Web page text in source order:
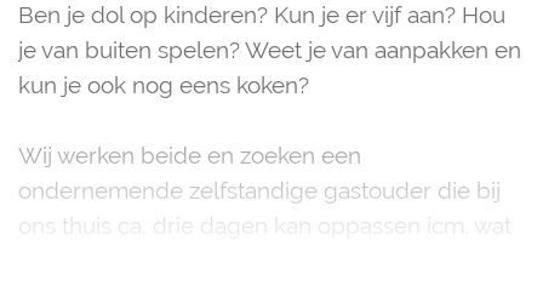
Ben je dol op kinderen? Kun je er vijf aan? Hou
je van buiten spelen? Weet je van aanpakken en
kun je ook nog eens koken?
Wij werken beide en zoeken een
ondernemende zelfstandige gastouder die bij
ons thuis ca. drie dagen kan oppassen icm. wat